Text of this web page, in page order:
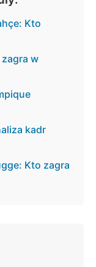
Kto
zagra w
kadr
Kto zagra